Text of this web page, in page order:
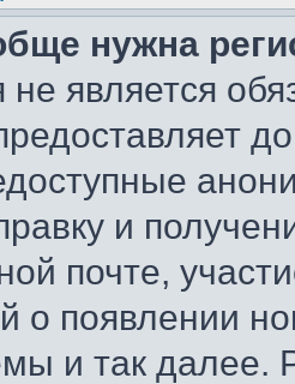
нужна
не является
и
почте,
о появлении
и так далее.